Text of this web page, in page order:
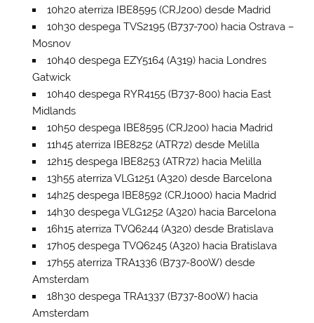
10h20 aterriza IBE8595 (CRJ200) desde Madrid
10h30 despega TVS2195 (B737-700) hacia Ostrava –
Mosnov
10h40 despega EZY5164 (A319) hacia Londres
Gatwick
10h40 despega RYR4155 (B737-800) hacia East
Midlands
10h50 despega IBE8595 (CRJ200) hacia Madrid
11h45 aterriza IBE8252 (ATR72) desde Melilla
12h15 despega IBE8253 (ATR72) hacia Melilla
13h55 aterriza VLG1251 (A320) desde Barcelona
14h25 despega IBE8592 (CRJ1000) hacia Madrid
14h30 despega VLG1252 (A320) hacia Barcelona
16h15 aterriza TVQ6244 (A320) desde Bratislava
17h05 despega TVQ6245 (A320) hacia Bratislava
17h55 aterriza TRA1336 (B737-800W) desde
Amsterdam
18h30 despega TRA1337 (B737-800W) hacia
Amsterdam